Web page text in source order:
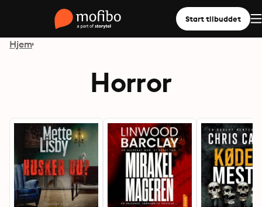
Start tilbuddet
Hjem
Horror